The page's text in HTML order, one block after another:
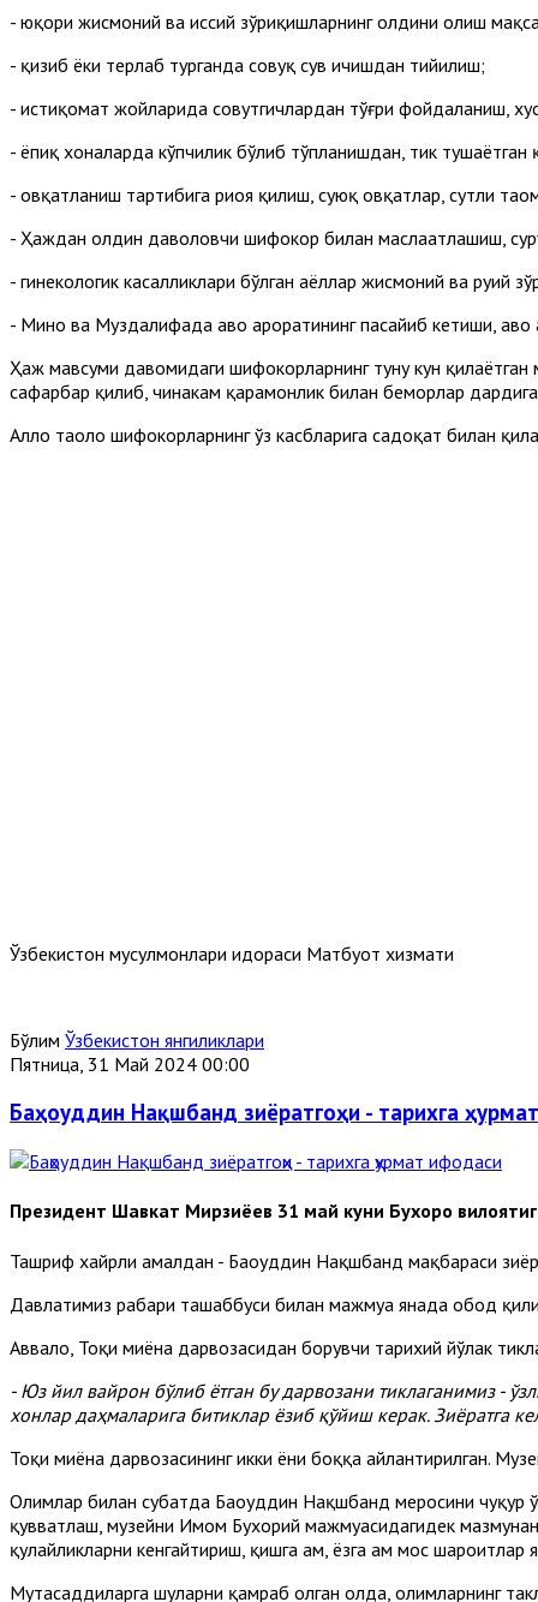
- юқори жисмоний ва ҳиссий зўриқишларнинг олдини олиш
- қизиб ёки терлаб турганда совуқ сув ичишдан тийилиш;
- истиқомат жойларида совутгичлардан тўғри фойдаланиш,
- ёпиқ хоналарда кўпчилик бўлиб тўпланишдан, тик
- овқатланиш тартибига риоя қилиш, суюқ овқатлар, сутли
- Ҳаждан олдин даволовчи шифокор билан маслаҳатлашиш,
- гинекологик касалликлари бўлган аёллар жисмоний ва руҳий
- Мино ва Муздалифада ҳаво ҳароратининг пасайиб кетиши,
Ҳаж мавсуми давомидаги шифокорларнинг туну кун қилаётган
сафарбар қилиб, чинакам қаҳрамонлик билан беморлар
Аллоҳ таоло шифокорларнинг ўз касбларига садоқат билан
Ўзбекистон мусулмонлари идораси Матбуот хизмати
Бўлим Ўзбекистон янгиликлари
Пятница, 31 Май 2024 00:00
Баҳоуддин Нақшбанд зиёратгоҳи - тарихга
Президент Шавкат Мирзиёев 31 май куни Бухоро
Ташриф хайрли амалдан - Баҳоуддин Нақшбанд мақбараси
Давлатимиз раҳбари ташаббуси билан мажмуа янада обод
Аввало, Тоқи миёна дарвозасидан борувчи тарихий йўлак
- Юз йил вайрон бўлиб ётган бу дарвозани тиклаганимиз -
хонлар даҳмаларига битиклар ёзиб қўйиш керак. Зиёратга
Тоқи миёна дарвозасининг икки ёни боққа айлантирилган.
Олимлар билан суҳбатда Баҳоуддин Нақшбанд меросини
қувватлаш, музейни Имом Бухорий мажмуасидагидек
қулайликларни кенгайтириш, қишга ҳам, ёзга ҳам мос
Мутасаддиларга шуларни қамраб олган ҳолда, олимларнинг